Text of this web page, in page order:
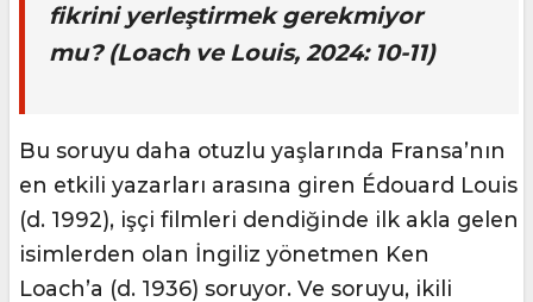
fikrini yerleştirmek gerekmiyor
mu? (Loach ve Louis, 2024: 10-11)
Bu soruyu daha otuzlu yaşlarında Fransa’nın
en etkili yazarları arasına giren Édouard Louis
(d. 1992), işçi filmleri dendiğinde ilk akla gelen
isimlerden olan İngiliz yönetmen Ken
Loach’a (d. 1936) soruyor. Ve soruyu, ikili